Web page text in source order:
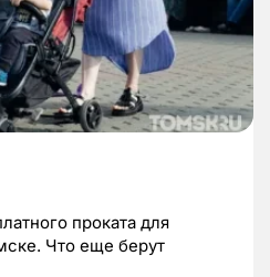
проката для
Что еще берут